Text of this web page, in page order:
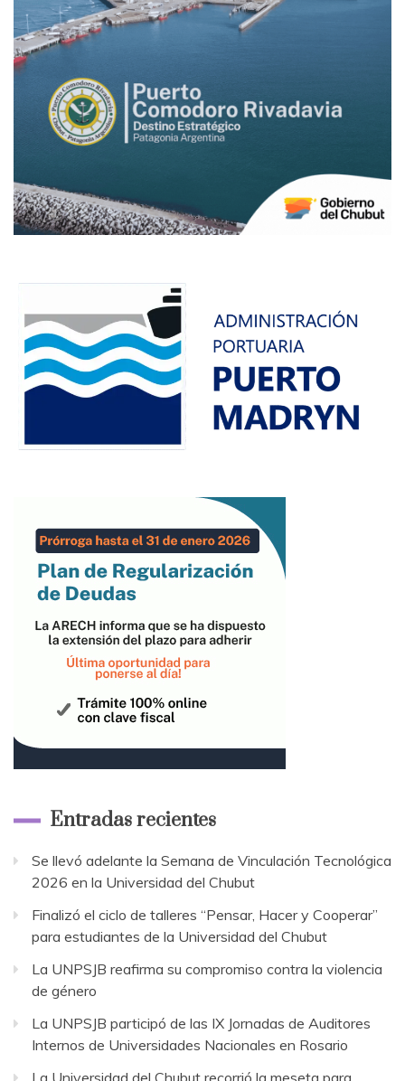
Entradas recientes
Se llevó adelante la Semana de Vinculación Tecnológica
2026 en la Universidad del Chubut
Finalizó el ciclo de talleres “Pensar, Hacer y Cooperar”
para estudiantes de la Universidad del Chubut
La UNPSJB reafirma su compromiso contra la violencia
de género
La UNPSJB participó de las IX Jornadas de Auditores
Internos de Universidades Nacionales en Rosario
La Universidad del Chubut recorrió la meseta para